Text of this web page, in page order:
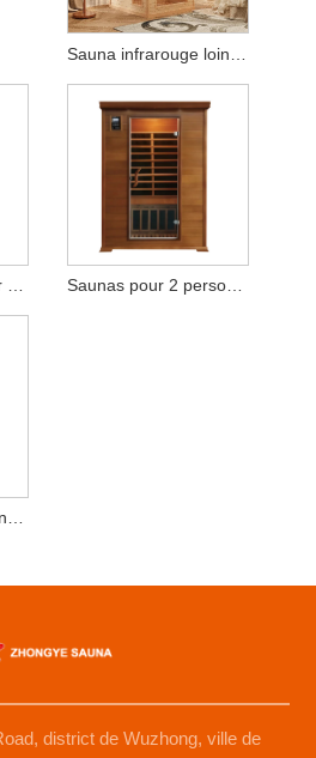
Sauna intérieur pour 2-3 personnes Saunas pour 2 personnes Spas domestiques
district de Wuzhong, ville de